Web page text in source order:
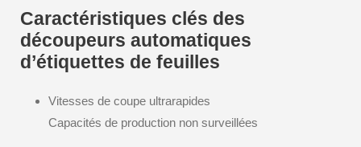
Caractéristiques clés des
découpeurs automatiques
d’étiquettes de feuilles
Vitesses de coupe ultrarapides
Capacités de production non surveillées